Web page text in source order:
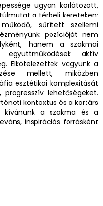
ugyan korlátozott,
a térbeli kereteken:
sűrített szellemi
pozícióját nem
hanem a szakmai
aktív
Elkötelezettek vagyunk a
mellett, miközben
esztétikai komplexitását
lehetőségeket.
kontextus és a kortárs
kívánunk a szakma és a
inspirációs forrásként